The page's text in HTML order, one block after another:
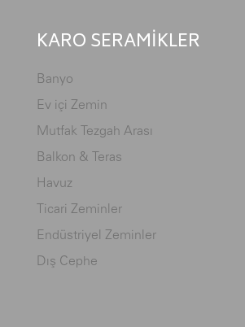
KARO SERAMİKLER
Banyo
Ev içi Zemin
Mutfak Tezgah Arası
Balkon & Teras
Havuz
Ticari Zeminler
Endüstriyel Zeminler
Dış Cephe